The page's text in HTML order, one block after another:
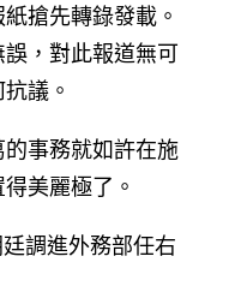
搶先轉錄發載。
，對此報道無可
議。
事務就如許在施
美麗極了。
調進外務部任右